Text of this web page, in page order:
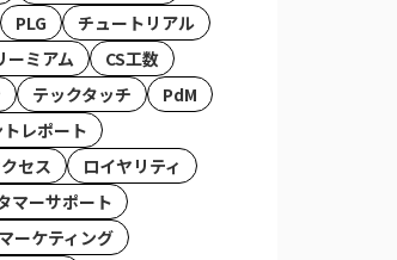
PLG
チュートリアル
ーミアム
CS工数
テックタッチ
PdM
レポート
セス
ロイヤリティ
マーサポート
マーケティング